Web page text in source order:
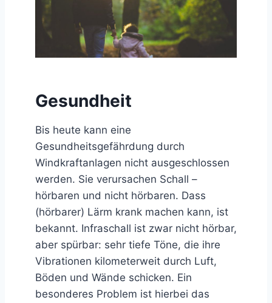
Gesundheit
Bis heute kann eine
Gesundheitsgefährdung durch
Windkraftanlagen nicht ausgeschlossen
werden. Sie verursachen Schall –
hörbaren und nicht hörbaren. Dass
(hörbarer) Lärm krank machen kann, ist
bekannt. Infraschall ist zwar nicht hörbar,
aber spürbar: sehr tiefe Töne, die ihre
Vibrationen kilometerweit durch Luft,
Böden und Wände schicken. Ein
besonderes Problem ist hierbei das